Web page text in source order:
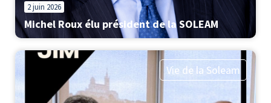
2 juin 2026
Michel Roux élu président de la SOLEAM
Vie de la Soleam